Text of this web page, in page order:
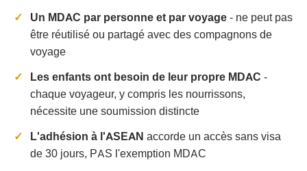
Un MDAC par personne et par voyage- ne peut pas
être réutilisé ou partagé avec des compagnons de
voyage
Les enfants ont besoin de leur propre MDAC -
chaque voyageur, y compris les nourrissons,
nécessite une soumission distincte
L'adhésion à l'ASEAN accorde un accès sans visa
de 30 jours, PAS l'exemption MDAC